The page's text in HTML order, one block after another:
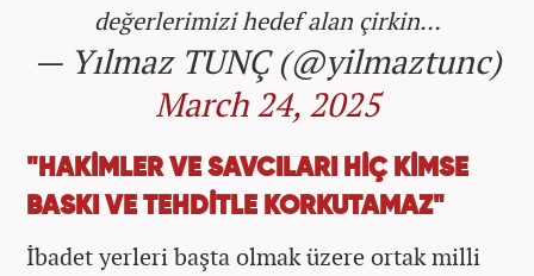
değerlerimizi hedef alan çirkin…
— Yılmaz TUNÇ (@yilmaztunc)
March 24, 2025
"HAKİMLER VE SAVCILARI HİÇ KİMSE
BASKI VE TEHDİTLE KORKUTAMAZ"
İbadet yerleri başta olmak üzere ortak milli